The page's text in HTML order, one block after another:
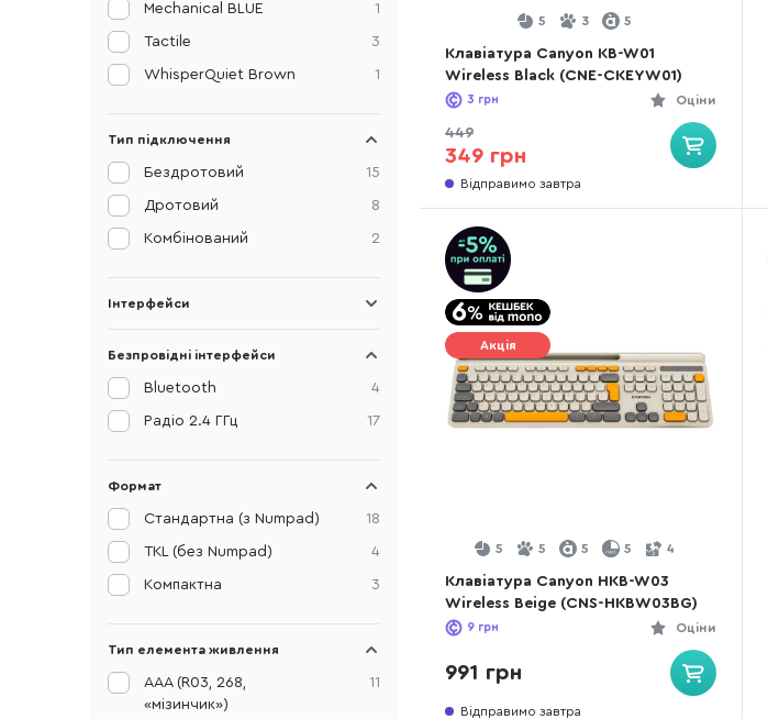
5 3 5
Клавіатура Canyon KB-W01
Wireless Black (CNE-CKEYW01)
Оціни
3 грн
449
349 грн
Відправимо завтра
Акція
5 5 5 5 4
Клавіатура Canyon HKB-W03
Wireless Beige (CNS-HKBW03BG)
Оціни
9 грн
991 грн
Відправимо завтра
1
Mechanical BLUE
3
Tactile
1
WhisperQuiet Brown
Тип підключення
15
Бездротовий
8
Дротовий
2
Комбінований
Інтерфейси
Безпровідні інтерфейси
4
Bluetooth
17
Радіо 2.4 ГГц
Формат
18
Стандартна (з Numpad)
4
TKL (без Numpad)
3
Компактна
Тип елемента живлення
11
AAA (R03, 268,
«мізинчик»)